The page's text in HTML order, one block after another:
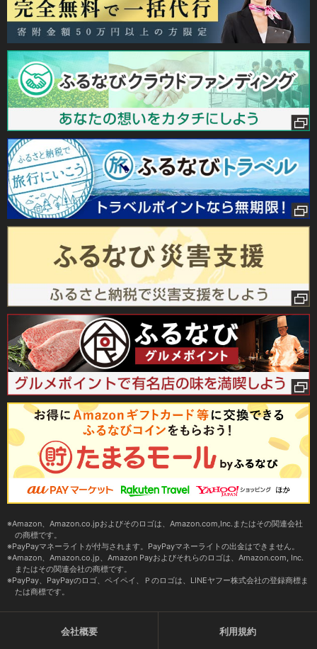
Amazon、Amazon.co.jpおよびそのロゴは、Amazon.com,Inc.またはその関連会社
の商標です。
PayPayマネーライトが付与されます。PayPayマネーライトの出金はできません。
Amazon、Amazon.co.jp、Amazon Payおよびそれらのロゴは、Amazon.com, Inc.
またはその関連会社の商標です。
PayPay、PayPayのロゴ、ペイペイ、Ｐのロゴは、LINEヤフー株式会社の登録商標ま
たは商標です。
会社概要 利用規約